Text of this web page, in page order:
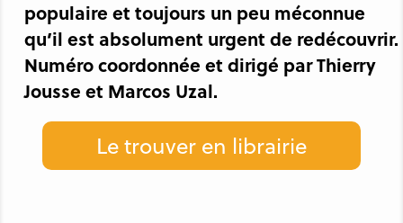
populaire et toujours un peu méconnue
qu’il est absolument urgent de redécouvrir.
Numéro coordonnée et dirigé par Thierry
Jousse et Marcos Uzal.
Le trouver en librairie